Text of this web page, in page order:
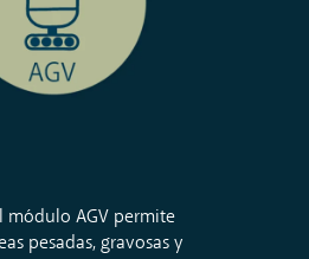
módulo AGV permite
pesadas, gravosas y